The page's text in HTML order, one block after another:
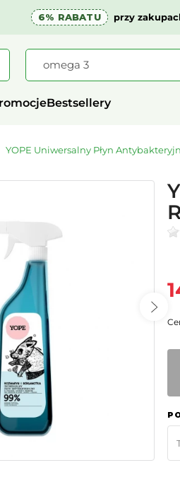
6% RABATU przy
Bestsellery
YOPE Uniwersalny Płyn